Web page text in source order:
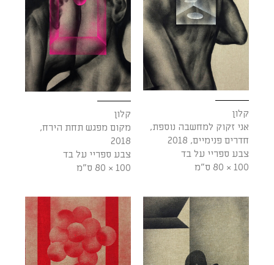
קלון
אני זקוק למחשבה נוספת,
חדרים פנימיים, 2018
צבע ספריי על בד
100 × 80 ס"מ
קלון
מקום מפגש תחת הירח,
2018
צבע ספריי על בד
100 × 80 ס"מ